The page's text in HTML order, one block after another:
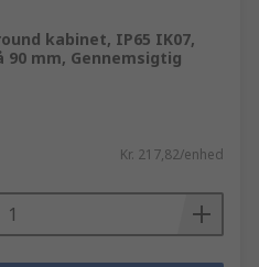
kabinet, IP65 IK07,
90 mm, Gennemsigtig
Kr. 217,82/enhed